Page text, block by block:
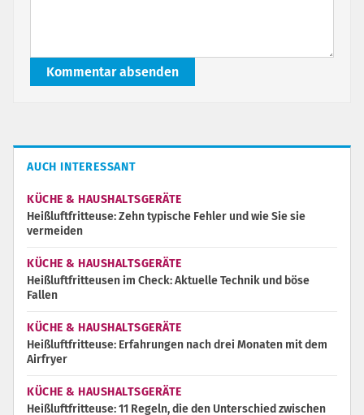
Kommentar absenden
AUCH INTERESSANT
KÜCHE & HAUSHALTSGERÄTE
Heißluftfritteuse: Zehn typische Fehler und wie Sie sie
vermeiden
KÜCHE & HAUSHALTSGERÄTE
Heißluftfritteusen im Check: Aktuelle Technik und böse
Fallen
KÜCHE & HAUSHALTSGERÄTE
Heißluftfritteuse: Erfahrungen nach drei Monaten mit dem
Airfryer
KÜCHE & HAUSHALTSGERÄTE
Heißluftfritteuse: 11 Regeln, die den Unterschied zwischen